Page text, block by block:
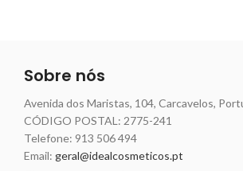
Sobre nós
Avenida dos Maristas, 104, Carcavelos,
CÓDIGO POSTAL: 2775-241
Telefone: 913 506 494
Email: geral@idealcosmeticos.pt